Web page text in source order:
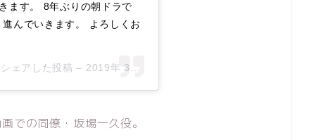
ます。 8年ぶりの朝ドラで
んでいきます。 よろしくお
ェアした投稿 – 2019年 3月月3日午前1時47分PST
での同僚・坂場一久役。